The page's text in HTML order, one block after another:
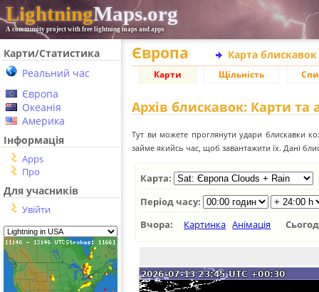
LightningMaps.org
A community project with free lightning maps and apps
Карти/Статистика
Реальний час
Європа
Океанія
Америка
Інформація
Apps
Про
Для учасників
Увійти
Європа Карта
Карти Щільність
Архів блискавок: Карти та
Тут ви можете проглянути удари блискавки
займе якийсь час, щоб завантажити їх. Дані
Карта:
Період часу:
Вчора:
Картинка Анімація